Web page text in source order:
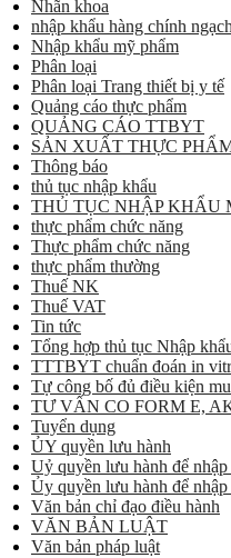
Nhãn khoa
nhập khẩu hàng chính ngạch
Nhập khẩu mỹ phẩm
Phân loại
Phân loại Trang thiết bị y tế
Quảng cáo thực phẩm
QUẢNG CÁO TTBYT
SẢN XUẤT THỰC
Thông báo
thủ tục nhập khẩu
THỦ TỤC NHẬP KHẨU
thực phẩm chức năng
Thực phẩm chức năng
thực phẩm thường
Thuế NK
Thuế VAT
Tin tức
Tổng hợp thủ tục Nhập
TTTBYT chuẩn đoán in
Tự công bố đủ điều kiện
TƯ VẤN CO FORM E,
Tuyển dụng
ỦY quyền lưu hành
Uỷ quyền lưu hành để nhập
Ủy quyền lưu hành để nhập
Văn bản chỉ đạo điều hành
VĂN BẢN LUẬT
Văn bản pháp luật